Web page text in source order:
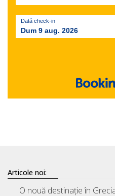
Dată check-in
Dum 9 aug. 2026
Articole noi:
O nouă destinație în